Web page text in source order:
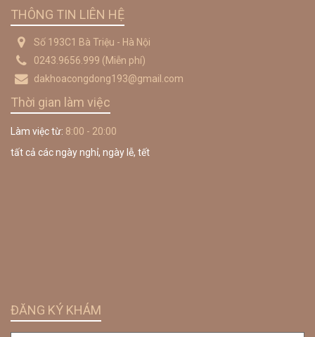
THÔNG TIN LIÊN HỆ
Số 193C1 Bà Triệu - Hà Nội
0243.9656.999 (Miễn phí)
dakhoacongdong193@gmail.com
Thời gian làm việc
Làm việc từ: 8:00 - 20:00
tất cả các ngày nghỉ, ngày lễ, tết
ĐĂNG KÝ KHÁM